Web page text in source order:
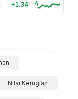
+1.34
Nilai Kerugian